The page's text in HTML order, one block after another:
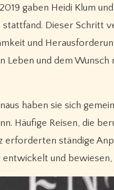
gaben Heidi Klum
stattfand. Dieser Schritt
und
Leben und dem Wunsch
haben sie sich
Häufige Reisen, die
erforderten ständige
entwickelt und